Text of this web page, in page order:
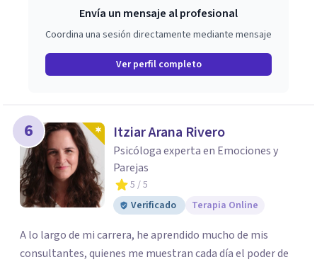
Envía un mensaje al profesional
Coordina una sesión directamente mediante mensaje
Ver perfil completo
6 Itziar Arana Rivero
Psicóloga experta en Emociones y
Parejas
5 / 5
Verificado
Terapia Online
A lo largo de mi carrera, he aprendido mucho de mis
consultantes, quienes me muestran cada día el poder de